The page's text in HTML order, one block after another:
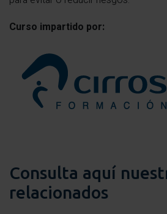
Curso impartido por:
Consulta aquí
relacionados